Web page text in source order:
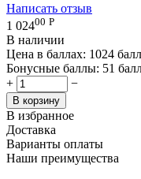
Написать отзыв
1 02400 Р
В наличии
Цена в баллах: 1024
Бонусные баллы: 51
+
−
В корзину
В избранное
Доставка
Варианты оплаты
Наши преимущества